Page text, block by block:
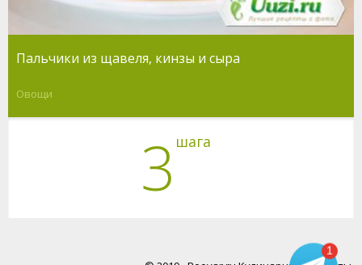
Пальчики из щавеля, кинзы и сыра
Овощи
3 шага
1